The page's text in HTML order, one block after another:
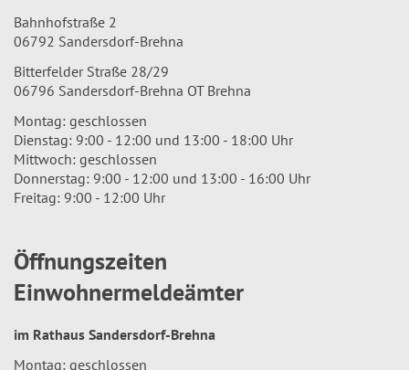
Bahnhofstraße 2
06792 Sandersdorf-Brehna
Bitterfelder Straße 28/29
06796 Sandersdorf-Brehna OT Brehna
Montag: geschlossen
Dienstag: 9:00 - 12:00 und 13:00 - 18:00 Uhr
Mittwoch: geschlossen
Donnerstag: 9:00 - 12:00 und 13:00 - 16:00 Uhr
Freitag: 9:00 - 12:00 Uhr
Öffnungszeiten
Einwohnermeldeämter
im Rathaus Sandersdorf-Brehna
Montag: geschlossen